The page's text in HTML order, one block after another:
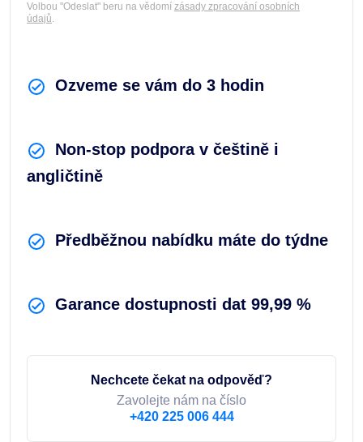
Ozveme se vám do 3 hodin
Non-stop podpora v češtině i
angličtině
Předběžnou nabídku máte do týdne
Garance dostupnosti dat 99,99 %
Nechcete čekat na odpověď?
Zavolejte nám na číslo
+420 225 006 444
Volbou "Odeslat" beru na vědomí zásady zpracování osobních
údajů.